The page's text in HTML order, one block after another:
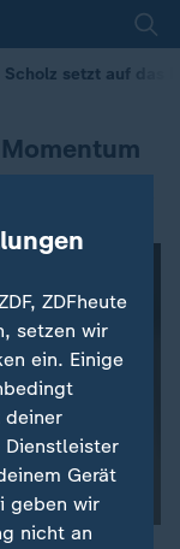
Scholz setzt auf das
ZDFheute
setzen wir
ein. Einige
Dienstleister
Gerät
geben wir
nicht an